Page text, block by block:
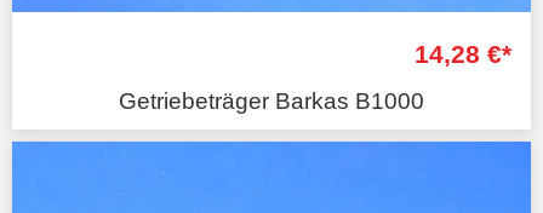
14,28 €*
Getriebeträger Barkas B1000